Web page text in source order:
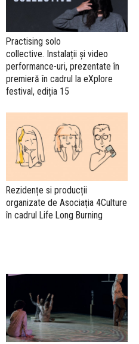
Practising solo
collective. Instalații și video
performance-uri, prezentate în
premieră în cadrul la eXplore
festival, ediția 15
Rezidențe si producții
organizate de Asociația 4Culture
în cadrul Life Long Burning